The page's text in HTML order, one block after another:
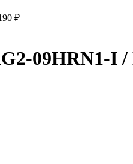
₽
09HRN1-I